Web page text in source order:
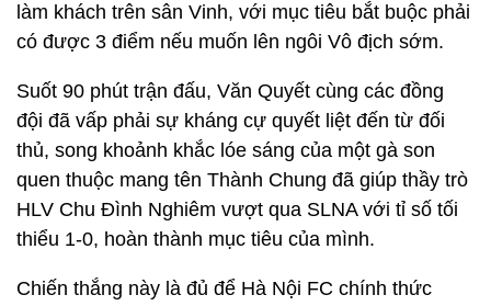
làm khách trên sân Vinh, với mục tiêu bắt buộc phải
có được 3 điểm nếu muốn lên ngôi Vô địch sớm.
Suốt 90 phút trận đấu, Văn Quyết cùng các đồng
đội đã vấp phải sự kháng cự quyết liệt đến từ đối
thủ, song khoảnh khắc lóe sáng của một gà son
quen thuộc mang tên Thành Chung đã giúp thầy trò
HLV Chu Đình Nghiêm vượt qua SLNA với tỉ số tối
thiểu 1-0, hoàn thành mục tiêu của mình.
Chiến thắng này là đủ để Hà Nội FC chính thức